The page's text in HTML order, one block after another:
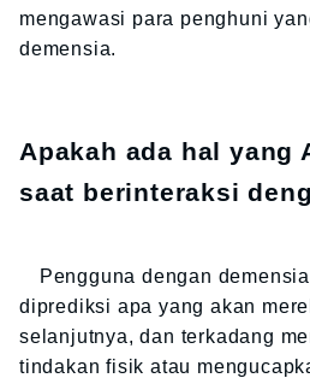
mengawasi para penghuni
demensia.
Apakah ada hal yang
saat berinteraksi
Pengguna dengan
diprediksi apa yang akan
selanjutnya, dan terkadang
tindakan fisik atau